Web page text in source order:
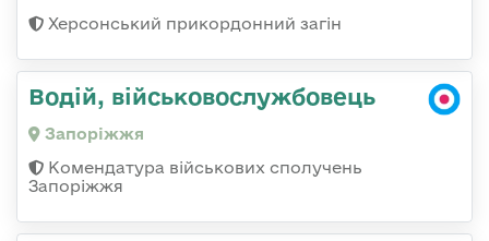
Херсонський прикордонний загін
Водій, військовослужбовець
Запоріжжя
Комендатура військових сполучень
Запоріжжя